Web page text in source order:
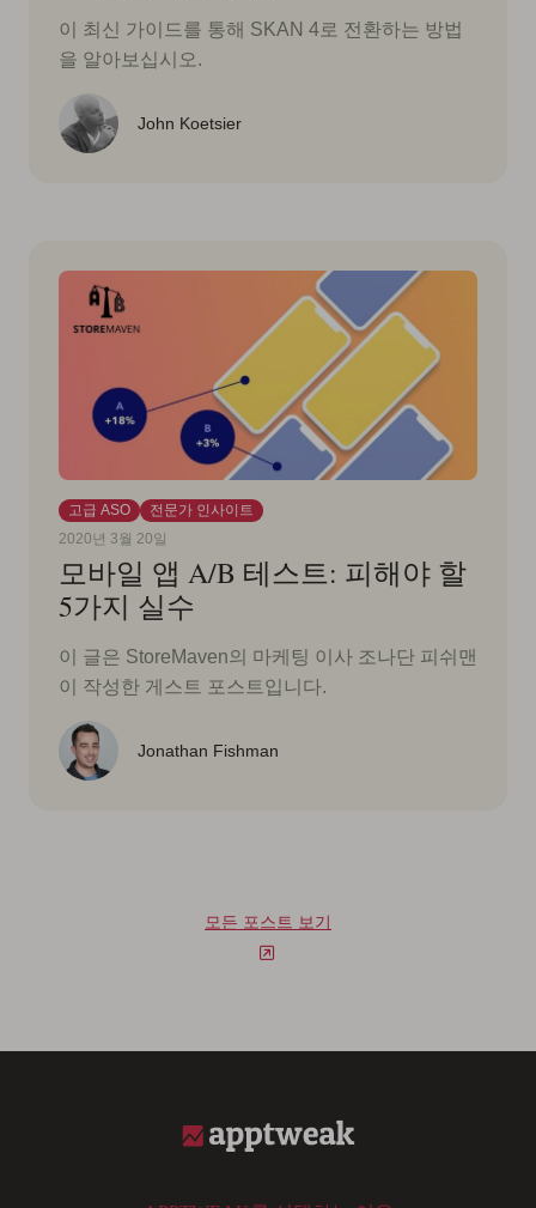
이 최신 가이드를 통해 SKAN 4로 전환하는 방법
을 알아보십시오.
John Koetsier
고급 ASO
전문가 인사이트
2020년 3월 20일
모바일 앱 A/B 테스트: 피해야 할
5가지 실수
이 글은 StoreMaven의 마케팅 이사 조나단 피쉬맨
이 작성한 게스트 포스트입니다.
Jonathan Fishman
모든 포스트 보기